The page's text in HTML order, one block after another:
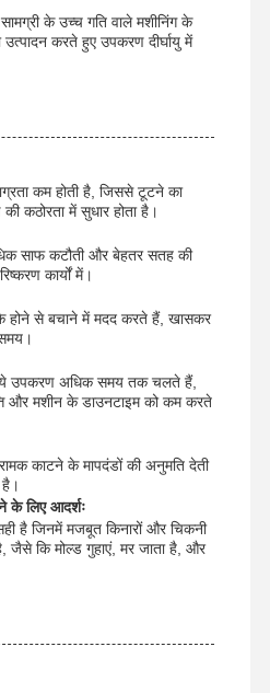
के उच्च गति वाले मशीनिंग के
करते हुए उपकरण दीर्घायु में
कम होती है, जिससे टूटने का
कठोरता में सुधार होता है।
साफ कटौती और बेहतर सतह की
कार्यों में।
होने से बचाने में मदद करते हैं, खासकर
उपकरण अधिक समय तक चलते हैं,
और मशीन के डाउनटाइम को कम करते
काटने के मापदंडों की अनुमति देती
के लिए आदर्शः
है जिनमें मजबूत किनारों और चिकनी
जैसे कि मोल्ड गुहाएं, मर जाता है, और